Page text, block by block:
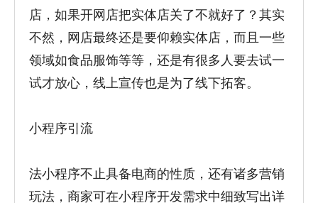
店，如果开网店把实体店关了不就好了？其实
不然，网店最终还是要仰赖实体店，而且一些
领域如食品服饰等等，还是有很多人要去试一
试才放心，线上宣传也是为了线下拓客。
小程序引流
法小程序不止具备电商的性质，还有诸多营销
玩法，商家可在小程序开发需求中细致写出详